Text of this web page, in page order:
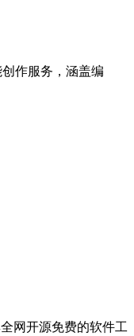
作服务，涵盖编
网开源免费的软件工